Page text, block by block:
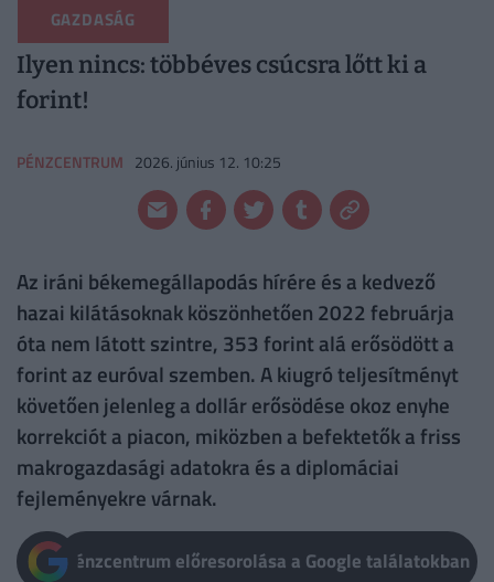
GAZDASÁG
Ilyen nincs: többéves csúcsra lőtt ki a
forint!
PÉNZCENTRUM 2026. június 12. 10:25
Az iráni békemegállapodás hírére és a kedvező
hazai kilátásoknak köszönhetően 2022 februárja
óta nem látott szintre, 353 forint alá erősödött a
forint az euróval szemben. A kiugró teljesítményt
követően jelenleg a dollár erősödése okoz enyhe
korrekciót a piacon, miközben a befektetők a friss
makrogazdasági adatokra és a diplomáciai
fejleményekre várnak.
Pénzcentrum előresorolása a Google találatokban